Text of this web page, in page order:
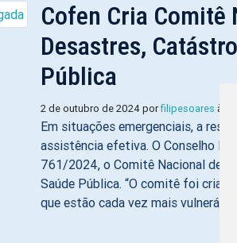
Cofen Cria Comitê
Desastres,
Pública
2 de outubro de 2024 porfilipesoares às
Em situações emergenciais, a
assistência efetiva. O Conselho
761/2024, o Comitê Nacional de
Saúde Pública. “O comitê foi
que estão cada vez mais